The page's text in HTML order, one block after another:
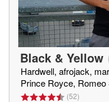
Black & Yellow
Hardwell, afrojack,
Prince Royce, Romeo
(52)